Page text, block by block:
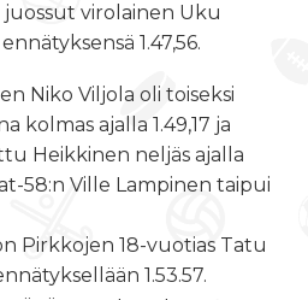
juossut virolainen Uku
1.47,56.
Niko Viljola oli toiseksi
kolmas ajalla 1.49,17 ja
Heikkinen neljäs ajalla
58:n Ville Lampinen taipui
Pirkkojen 18-vuotias Tatu
1.53.57.